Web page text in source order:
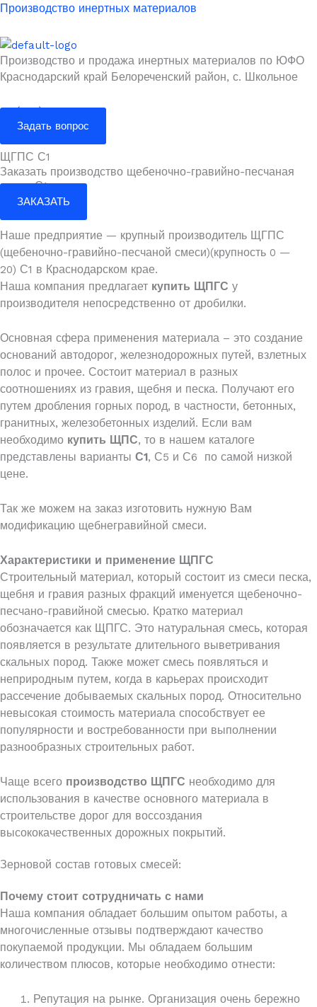
Перейти
содержимому
Производство инертных материалов
Производство и продажа инертных материалов по ЮФО
Краснодарский край Белореченский район, с. Школьное
+7 (988) 080-23-70
Задать вопрос
Меню
ЩГПС С1
Заказать производство щебеночно-гравийно-песчаная
смесь С1
ЗАКАЗАТЬ
Наше предприятие — крупный производитель ЩГПС
(щебеночно-гравийно-песчаной смеси)(крупность 0 —
20) С1 в Краснодарском крае.
Наша компания предлагает купить ЩПГС у
производителя непосредственно от дробилки.
Основная сфера применения материала – это создание
оснований автодорог, железнодорожных путей, взлетных
полос и прочее. Состоит материал в разных
соотношениях из гравия, щебня и песка. Получают его
путем дробления горных пород, в частности, бетонных,
гранитных, железобетонных изделий. Если вам
необходимо купить ЩПС, то в нашем каталоге
представлены варианты С1, С5 и С6 по самой низкой
цене.
Так же можем на заказ изготовить нужную Вам
модификацию щебнегравийной смеси.
Характеристики и применение ЩПГС
Строительный материал, который состоит из смеси песка,
щебня и гравия разных фракций именуется щебеночно-
песчано-гравийной смесью. Кратко материал
обозначается как ЩПГС. Это натуральная смесь, которая
появляется в результате длительного выветривания
скальных пород. Также может смесь появляться и
неприродным путем, когда в карьерах происходит
рассечение добываемых скальных пород. Относительно
невысокая стоимость материала способствует ее
популярности и востребованности при выполнении
разнообразных строительных работ.
Чаще всего производство ЩПГС необходимо для
использования в качестве основного материала в
строительстве дорог для воссоздания
высококачественных дорожных покрытий.
Зерновой состав готовых смесей:
Почему стоит сотрудничать с нами
Наша компания обладает большим опытом работы, а
многочисленные отзывы подтверждают качество
покупаемой продукции. Мы обладаем большим
количеством плюсов, которые необходимо отнести:
Репутация на рынке. Организация очень бережно